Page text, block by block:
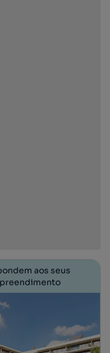
aos seus